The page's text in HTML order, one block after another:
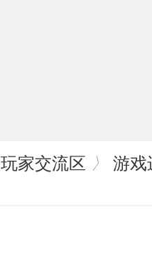
玩家交流区 〉 游